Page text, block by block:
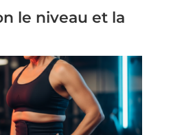
le niveau et la